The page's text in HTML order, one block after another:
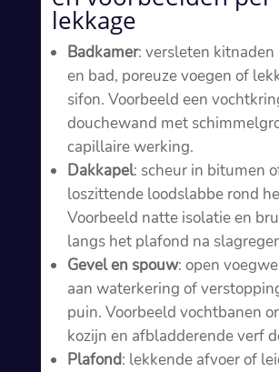
lekkage
Badkamer: versleten kitnaden
en bad, poreuze voegen of
sifon.​ Voorbeeld een
douchewand met
capillaire werking.​
Dakkapel: scheur in bitumen
loszittende loodslabbe rond
Voorbeeld natte isolatie en
langs het plafond na
Gevel en spouw: open
aan waterkering of
puin.​ Voorbeeld vochtbanen
kozijn en afbladderende verf
Plafond: lekkende afvoer of